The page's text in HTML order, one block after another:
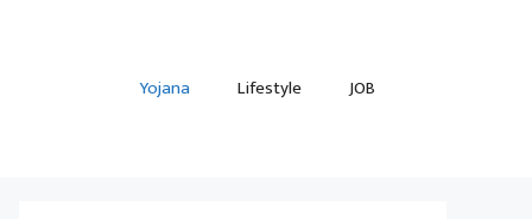
Yojana Lifestyle JOB